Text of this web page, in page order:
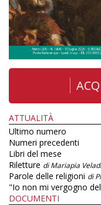
ATTUALITÀ
Ultimo numero
Numeri precedenti
Libri del mese
Riletture di Mariapia
Parole delle religioni di
"Io non mi vergogno
DOCUMENTI